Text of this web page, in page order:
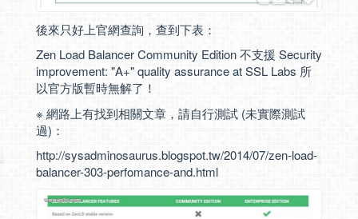
後來只好上官網查詢，查到下表：
Zen Load Balancer Community Edition 不支援 Security
improvement: "A+" quality assurance at SSL Labs 所
以官方版暫時無解了！
※ 網路上有找到相關文章，請自行測試 (未實際測試
過)：
http://sysadminosaurus.blogspot.tw/2014/07/zen-load-
balancer-303-perfomance-and.html